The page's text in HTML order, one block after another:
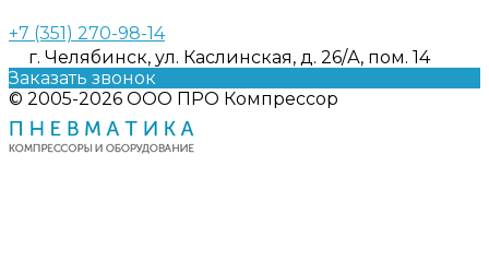
+7 (351) 270-98-14
г. Челябинск, ул. Каслинская, д. 26/А, пом. 14
Заказать звонок
© 2005-2026 ООО ПРО Компрессор